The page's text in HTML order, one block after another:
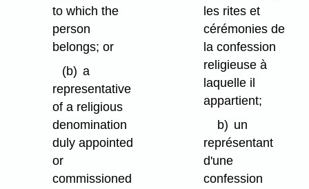
to which the
person
belongs; or
(b) a
representative
of a religious
denomination
duly appointed
or
commissioned
les rites et
cérémonies de
la confession
religieuse à
laquelle il
appartient;
b) un
représentant
d'une
confession